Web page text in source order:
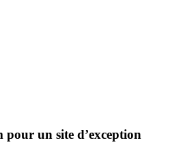
pour un site d’exception